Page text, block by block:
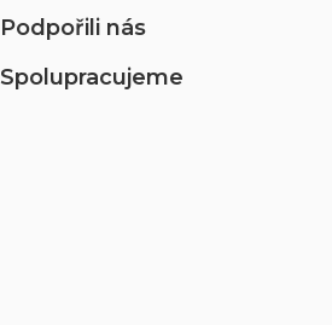
Podpořili nás
Spolupracujeme